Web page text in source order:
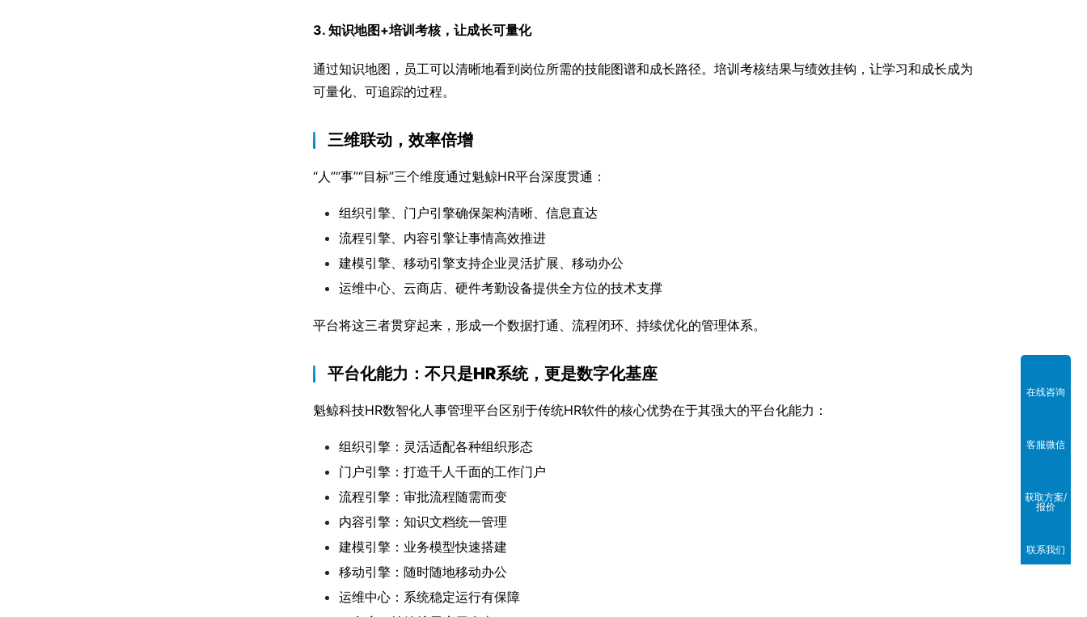
3. 知识地图+培训考核，让成长可量化
通过知识地图，员工可以清晰地看到岗位所需的技能图谱和成长路径。培训考核结果与绩效挂钩，让学习和成长成为
可量化、可追踪的过程。
三维联动，效率倍增
“人”“事”“目标”三个维度通过魁鲸HR平台深度贯通：
组织引擎、门户引擎确保架构清晰、信息直达
流程引擎、内容引擎让事情高效推进
建模引擎、移动引擎支持企业灵活扩展、移动办公
运维中心、云商店、硬件考勤设备提供全方位的技术支撑
平台将这三者贯穿起来，形成一个数据打通、流程闭环、持续优化的管理体系。
平台化能力：不只是HR系统，更是数字化基座
魁鲸科技HR数智化人事管理平台区别于传统HR软件的核心优势在于其强大的平台化能力：
组织引擎：灵活适配各种组织形态
门户引擎：打造千人千面的工作门户
流程引擎：审批流程随需而变
内容引擎：知识文档统一管理
建模引擎：业务模型快速搭建
移动引擎：随时随地移动办公
运维中心：系统稳定运行有保障
在线咨询
客服微信
获取方案/
报价
联系我们